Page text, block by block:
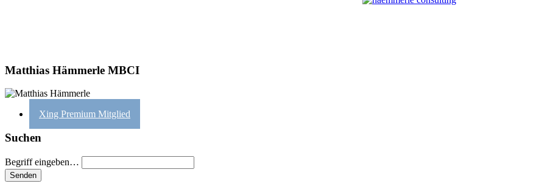
Matthias Hämmerle MBCI
Xing Premium Mitglied
Suchen
Begriff eingeben…